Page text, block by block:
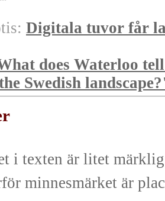
Digitala tuvor får
does Waterloo
Swedish
i texten är litet
minnesmärket är